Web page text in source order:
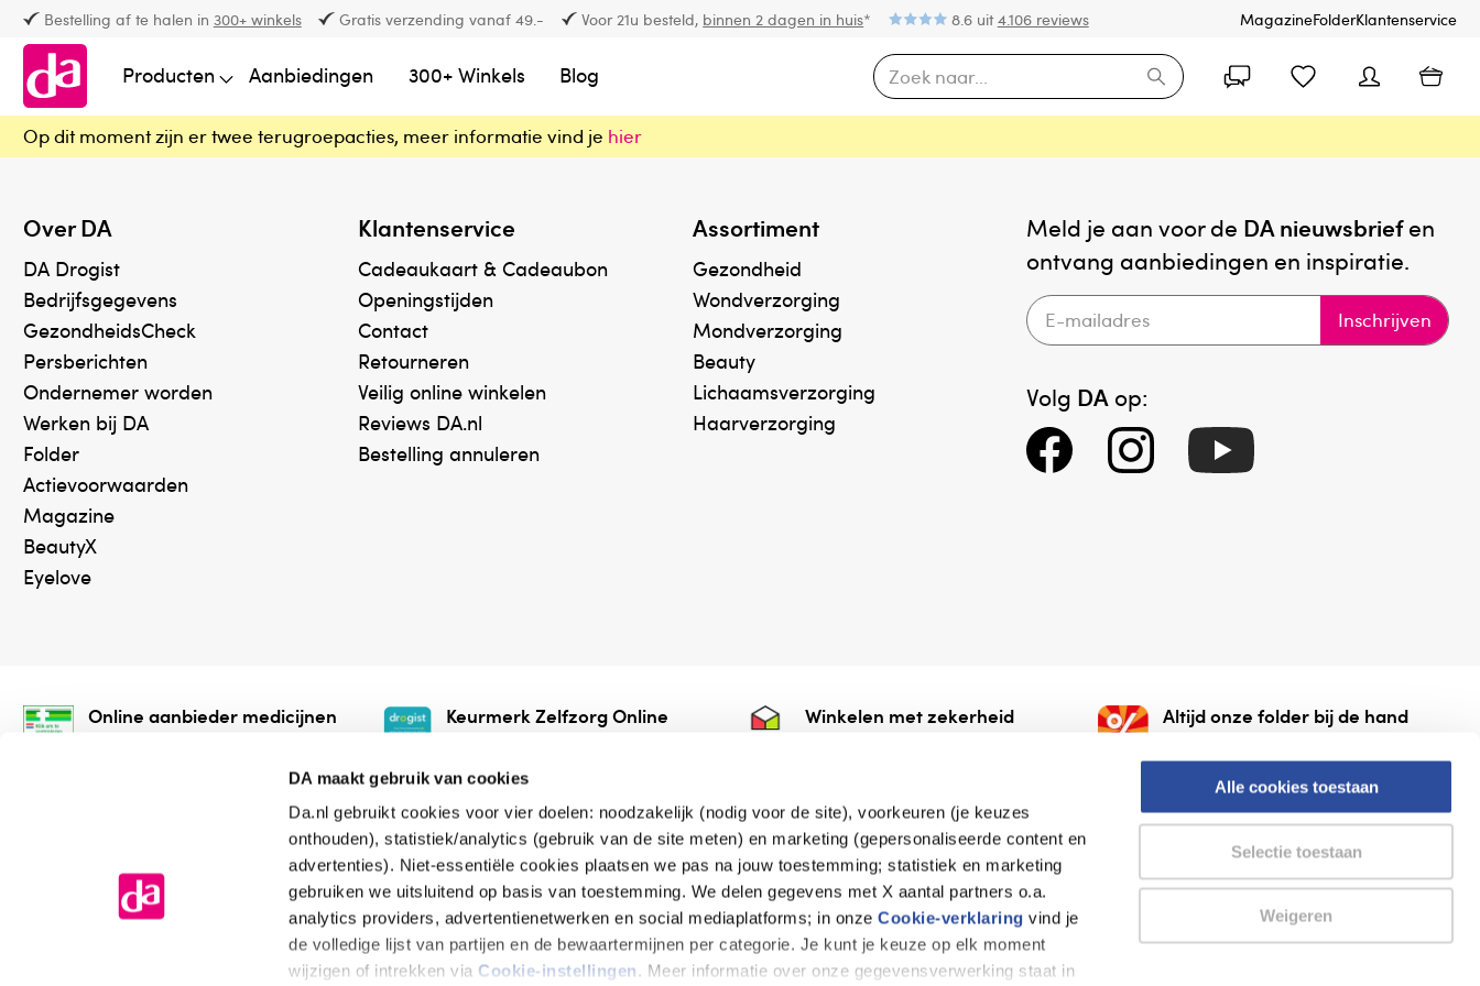
DA maakt gebruik van cookies
Da.nl gebruikt cookies voor vier doelen: noodzakelijk (nodig voor de site), voorkeuren (je keuzes
onthouden), statistiek/analytics (gebruik van de site meten) en marketing (gepersonaliseerde content en
advertenties). Niet-essentiële cookies plaatsen we pas na jouw toestemming; statistiek en marketing
gebruiken we uitsluitend op basis van toestemming. We delen gegevens met X aantal partners o.a.
analytics providers, advertentienetwerken en social mediaplatforms; in onzeCookie-verklaring vind je
de volledige lijst van partijen en de bewaartermijnen per categorie. Je kunt je keuze op elk moment
wijzigen of intrekken via Cookie-instellingen. Meer informatie over onze gegevensverwerking staat in
Alle cookies toestaan
Selectie toestaan
Weigeren
Bestelling af te halen in 300+ winkels Gratis verzending vanaf 49.- Voor 21u besteld, binnen 2 dagen in huis* 8.6 uit4.106 reviews MagazineFolderKlantenservice
Producten Aanbiedingen 300+ Winkels Blog
Op dit moment zijn er twee terugroepacties, meer informatie vind je hier
Over DA
DA Drogist
Bedrijfsgegevens
GezondheidsCheck
Persberichten
Ondernemer worden
Werken bij DA
Folder
Actievoorwaarden
Magazine
BeautyX
Eyelove
Klantenservice
Cadeaukaart & Cadeaubon
Openingstijden
Contact
Retourneren
Veilig online winkelen
Reviews DA.nl
Bestelling annuleren
Assortiment
Gezondheid
Wondverzorging
Mondverzorging
Beauty
Lichaamsverzorging
Haarverzorging
Meld je aan voor de DA nieuwsbriefen
ontvang aanbiedingen en inspiratie.
Inschrijven
Volg DA op:
Online aanbieder medicijnen
onze webshop mag verkopen.
Keurmerk Zelfzorg Online
online.
Winkelen met zekerheid Altijd onze folder bij de hand
AlleFolders.
de vriendelijke specialist
Algemene voorwaarden Cookieverklaring Disclaimer Privacy verklaring Thuiswinkel waarborg